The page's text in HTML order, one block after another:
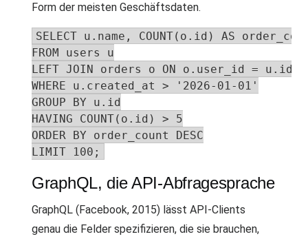
Form der meisten Geschäftsdaten.
SELECT u.name, COUNT(o.id) AS
FROM users u
LEFT JOIN orders o ON o.user_id = u.id
WHERE u.created_at > '2026-01-01'
GROUP BY u.id
HAVING COUNT(o.id) > 5
ORDER BY order_count DESC
LIMIT 100;
GraphQL, die API-Abfragesprache
GraphQL (Facebook, 2015) lässt API-Clients
genau die Felder spezifizieren, die sie brauchen,